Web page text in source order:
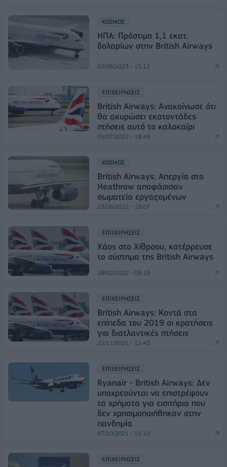
ΚΟΣΜΟΣ
ΗΠΑ: Πρόστιμο 1,1 εκατ.
δολαρίων στην British Airways
02/06/2023 - 15:12
ΕΠΙΧΕΙΡΗΣΕΙΣ
British Airways: Ανακοίνωσε ότι
θα ακυρώσει εκατοντάδες
πτήσεις αυτό το καλοκαίρι
05/07/2022 - 18:49
ΚΟΣΜΟΣ
British Airways: Απεργία στο
Heathrow αποφάσισαν
σωματεία εργαζομένων
23/06/2022 - 19:07
ΕΠΙΧΕΙΡΗΣΕΙΣ
Χάος στο Χίθροου, κατέρρευσε
το σύστημα της British Airways
28/02/2022 - 09:19
ΕΠΙΧΕΙΡΗΣΕΙΣ
British Airways: Κοντά στα
επίπεδα του 2019 οι κρατήσεις
για διατλαντικές πτήσεις
22/11/2021 - 12:43
ΕΠΙΧΕΙΡΗΣΕΙΣ
Ryanair - British Airways: Δεν
υποχρεούνται να επιστρέψουν
τα χρήματα για εισιτήρια που
δεν χρησιμοποιήθηκαν στην
πανδημία
07/10/2021 - 15:10
ΕΠΙΧΕΙΡΗΣΕΙΣ